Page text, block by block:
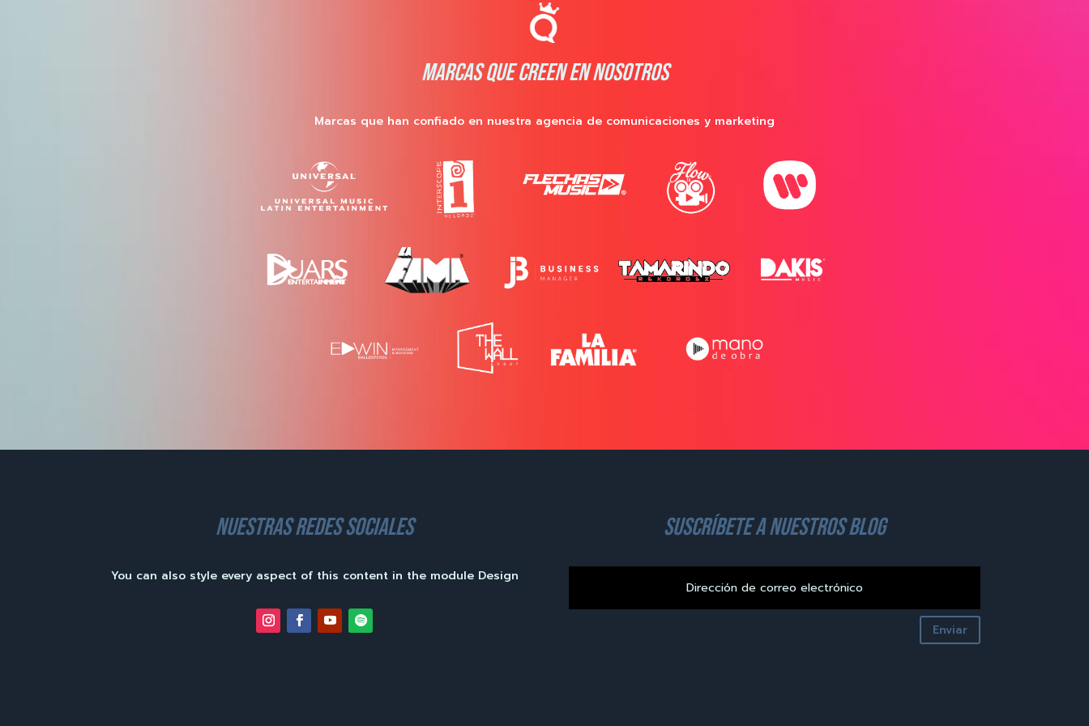
MARCAS QUE CREEN EN NOSOTROS
Marcas que han confiado en nuestra agencia de comunicaciones y marketing
nuestras redes sociales
You can also style every aspect of this content in the module Design
suscríbete a nuestros blog
Enviar